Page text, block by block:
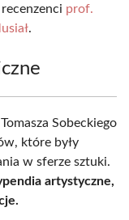
prof.
.
Sobeckiego
które były
w sferze sztuki.
artystyczne,